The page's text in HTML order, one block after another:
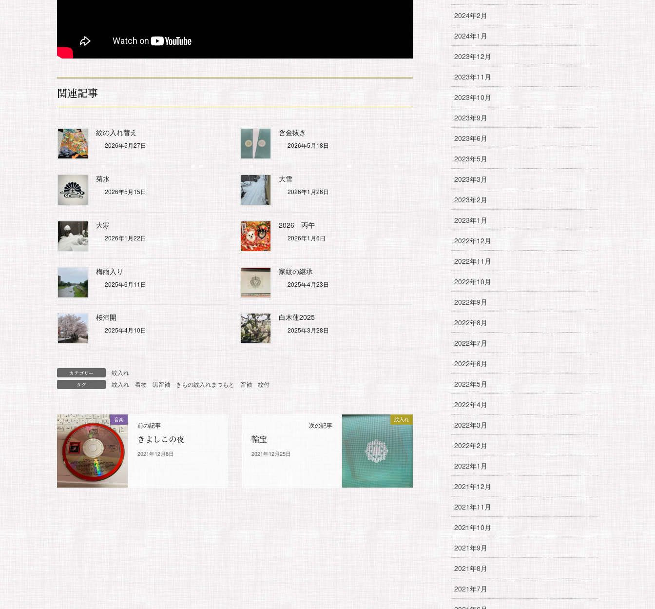
関連記事
紋の入れ替え
2026年5月27日
含金抜き
2026年5月18日
菊水
2026年5月15日
大雪
2026年1月26日
大寒
2026年1月22日
2026 丙午
2026年1月6日
梅雨入り
2025年6月11日
家紋の継承
2025年4月23日
桜満開
2025年4月10日
白木蓮2025
2025年3月28日
カテゴリー 紋入れ
タグ 紋入れ 着物 黒留袖 きもの紋入れまつもと 留袖 紋付
音楽
前の記事
きよしこの夜
2021年12月8日
紋入れ
次の記事
輪宝
2021年12月25日
2024年2月
2024年1月
2023年12月
2023年11月
2023年10月
2023年9月
2023年6月
2023年5月
2023年3月
2023年2月
2023年1月
2022年12月
2022年11月
2022年10月
2022年9月
2022年8月
2022年7月
2022年6月
2022年5月
2022年4月
2022年3月
2022年2月
2022年1月
2021年12月
2021年11月
2021年10月
2021年9月
2021年8月
2021年7月